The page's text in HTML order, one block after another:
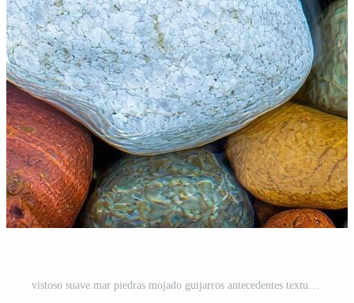
vistoso suave mar piedras mojado guijarros antecedentes textura playa rocas Foto Gratis